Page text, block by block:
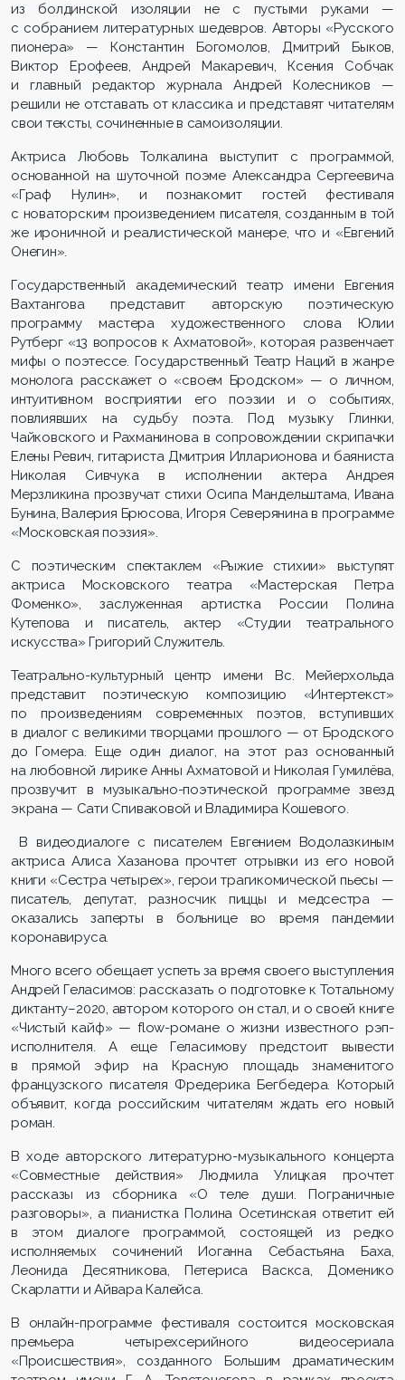
из болдинской изоляции не с пустыми руками —
с собранием литературных шедевров. Авторы «Русского
пионера» — Константин Богомолов, Дмитрий Быков,
Виктор Ерофеев, Андрей Макаревич, Ксения Собчак
и главный редактор журнала Андрей Колесников —
решили не отставать от классика и представят читателям
свои тексты, сочиненные в самоизоляции.
Актриса Любовь Толкалина выступит с программой,
основанной на шуточной поэме Александра Сергеевича
«Граф Нулин», и познакомит гостей фестиваля
с новаторским произведением писателя, созданным в той
же ироничной и реалистической манере, что и «Евгений
Онегин».
Государственный академический театр имени Евгения
Вахтангова представит авторскую поэтическую
программу мастера художественного слова Юлии
Рутберг «13 вопросов к Ахматовой», которая развенчает
мифы о поэтессе. Государственный Театр Наций в жанре
монолога расскажет о «своем Бродском» — о личном,
интуитивном восприятии его поэзии и о событиях,
повлиявших на судьбу поэта. Под музыку Глинки,
Чайковского и Рахманинова в сопровождении скрипачки
Елены Ревич, гитариста Дмитрия Илларионова и баяниста
Николая Сивчука в исполнении актера Андрея
Мерзликина прозвучат стихи Осипа Мандельштама, Ивана
Бунина, Валерия Брюсова, Игоря Северянина в программе
«Московская поэзия».
С поэтическим спектаклем «Рыжие стихии» выступят
актриса Московского театра «Мастерская Петра
Фоменко», заслуженная артистка России Полина
Кутепова и писатель, актер «Студии театрального
искусства» Григорий Служитель.
Театрально-культурный центр имени Вс. Мейерхольда
представит поэтическую композицию «Интертекст»
по произведениям современных поэтов, вступивших
в диалог с великими творцами прошлого — от Бродского
до Гомера. Еще один диалог, на этот раз основанный
на любовной лирике Анны Ахматовой и Николая Гумилёва,
прозвучит в музыкально-поэтической программе звезд
экрана — Сати Спиваковой и Владимира Кошевого.
В видеодиалоге с писателем Евгением Водолазкиным
актриса Алиса Хазанова прочтет отрывки из его новой
книги «Сестра четырех», герои трагикомической пьесы —
писатель, депутат, разносчик пиццы и медсестра —
оказались заперты в больнице во время пандемии
коронавируса.
Много всего обещает успеть за время своего выступления
Андрей Геласимов: рассказать о подготовке к Тотальному
диктанту–2020, автором которого он стал, и о своей книге
«Чистый кайф» — flow-романе о жизни известного рэп-
исполнителя. А еще Геласимову предстоит вывести
в прямой эфир на Красную площадь знаменитого
французского писателя Фредерика Бегбедера. Который
объявит, когда российским читателям ждать его новый
роман.
В ходе авторского литературно-музыкального концерта
«Совместные действия» Людмила Улицкая прочтет
рассказы из сборника «О теле души. Пограничные
разговоры», а пианистка Полина Осетинская ответит ей
в этом диалоге программой, состоящей из редко
исполняемых сочинений Иоганна Себастьяна Баха,
Леонида Десятникова, Петериса Васкса, Доменико
Скарлатти и Айвара Калейса.
В онлайн-программе фестиваля состоится московская
премьера четырехсерийного видеосериала
«Происшествия», созданного Большим драматическим